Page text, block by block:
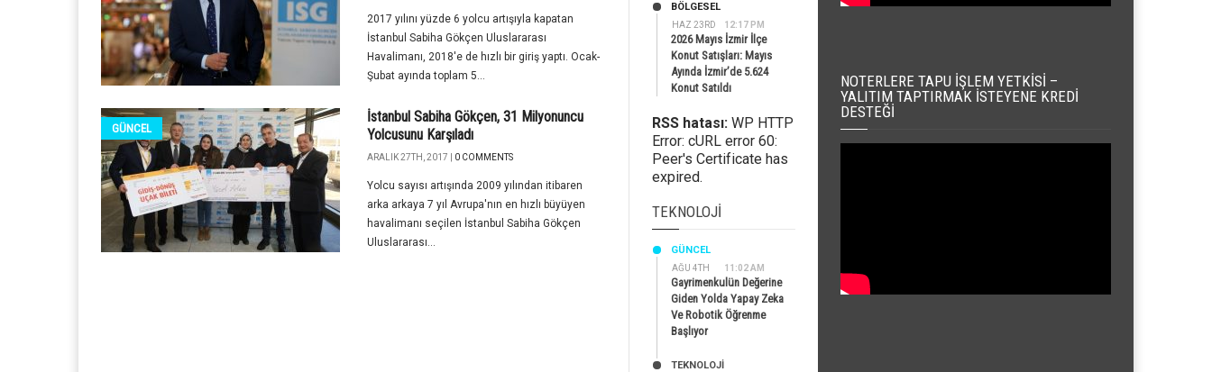
2017 yılını yüzde 6 yolcu artışıyla kapatan
İstanbul Sabiha Gökçen Uluslararası
Havalimanı, 2018'e de hızlı bir giriş yaptı. Ocak-
Şubat ayında toplam 5...
GÜNCEL
İstanbul Sabiha Gökçen, 31 Milyonuncu
Yolcusunu Karşıladı
ARALIK 27TH, 2017 | 0 COMMENTS
Yolcu sayısı artışında 2009 yılından itibaren
arka arkaya 7 yıl Avrupa'nın en hızlı büyüyen
havalimanı seçilen İstanbul Sabiha Gökçen
Uluslararası...
HAZ 23RD 12:17 PM
BÖLGESEL
2026 Mayıs İzmir İlçe
Konut Satışları: Mayıs
Ayında İzmir’de 5.624
Konut Satıldı
RSS hatası: WP HTTP
Error: cURL error 60:
Peer's Certificate has
expired.
TEKNOLOJI
AĞU 4TH 11:02 AM
GÜNCEL
Gayrimenkulün Değerine
Giden Yolda Yapay Zeka
Ve Robotik Öğrenme
Başlıyor
TEKNOLOJİ
NOTERLERE TAPU İŞLEM YETKISI –
YALITIM TAPTIRMAK İSTEYENE KREDI
DESTEĞI